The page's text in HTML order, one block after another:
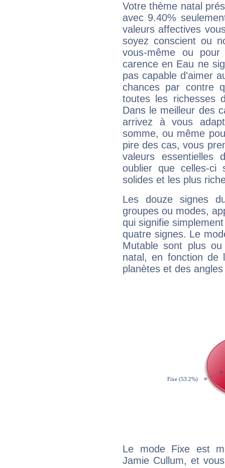
Votre thème natal
avec 9.40%
valeurs affectives
soyez conscient ou
vous-même ou
carence en Eau ne
pas capable d'aimer
chances par contre
toutes les richesses
Dans le meilleur des
arrivez à vous
somme, ou même
pire des cas, vous
valeurs
oublier que celles-
solides et les plus
Les douze signes
groupes ou modes,
qui signifie
quatre signes. Le
Mutable sont plus
natal, en fonction de
planètes et des
Le mode Fixe est
Jamie Cullum, et